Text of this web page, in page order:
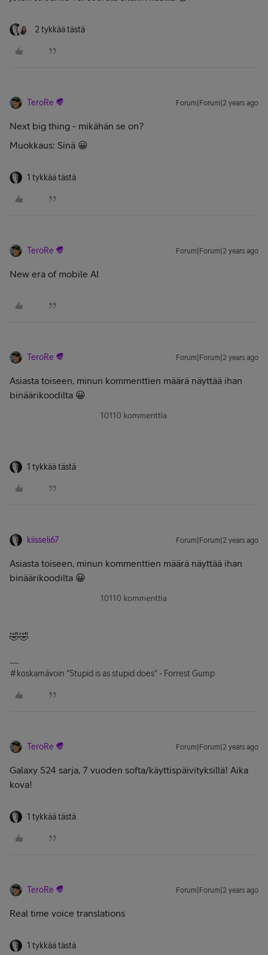
2 tykkää tästä
TeroRe Forum|Forum|2 years ago
Next big thing - mikähän se on?
Muokkaus: Sinä 😀
1 tykkää tästä
TeroRe Forum|Forum|2 years ago
New era of mobile AI
TeroRe Forum|Forum|2 years ago
Asiasta toiseen, minun kommenttien määrä näyttää ihan
binäärikoodilta 😀
1 tykkää tästä
kiisseli67 Forum|Forum|2 years ago
Asiasta toiseen, minun kommenttien määrä näyttää ihan
binäärikoodilta 😀
🤣🤣
#koskamävoin "Stupid is as stupid does" - Forrest Gump
TeroRe Forum|Forum|2 years ago
Galaxy S24 sarja, 7 vuoden softa/käyttispäivityksillä! Aika
kova!
1 tykkää tästä
TeroRe Forum|Forum|2 years ago
Real time voice translations
1 tykkää tästä